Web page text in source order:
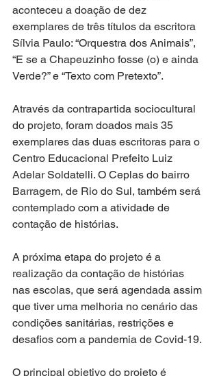
aconteceu a doação de dez
exemplares de três títulos da escritora
Sílvia Paulo: “Orquestra dos Animais”,
“E se a Chapeuzinho fosse (o) e ainda
Verde?” e “Texto com Pretexto”.
Através da contrapartida sociocultural
do projeto, foram doados mais 35
exemplares das duas escritoras para o
Centro Educacional Prefeito Luiz
Adelar Soldatelli. O Ceplas do bairro
Barragem, de Rio do Sul, também será
contemplado com a atividade de
contação de histórias.
A próxima etapa do projeto é a
realização da contação de histórias
nas escolas, que será agendada assim
que tiver uma melhoria no cenário das
condições sanitárias, restrições e
desafios com a pandemia de Covid-19.
O principal objetivo do projeto é